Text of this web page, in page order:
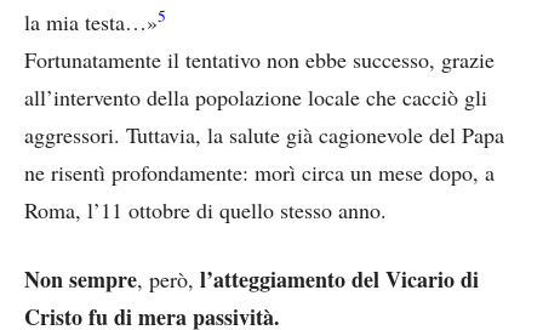
la mia testa…»5
Fortunatamente il tentativo non ebbe successo, grazie
all’intervento della popolazione locale che cacciò gli
aggressori. Tuttavia, la salute già cagionevole del Papa
ne risentì profondamente: morì circa un mese dopo, a
Roma, l’11 ottobre di quello stesso anno.
Non sempre, però, l’atteggiamento del Vicario di
Cristo fu di mera passività.